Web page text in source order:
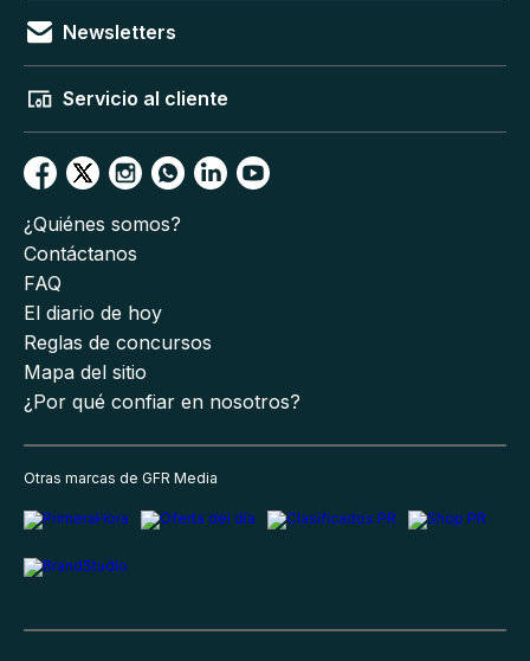
Newsletters
Servicio al cliente
¿Quiénes somos?
Contáctanos
FAQ
El diario de hoy
Reglas de concursos
Mapa del sitio
¿Por qué confiar en nosotros?
Otras marcas de GFR Media